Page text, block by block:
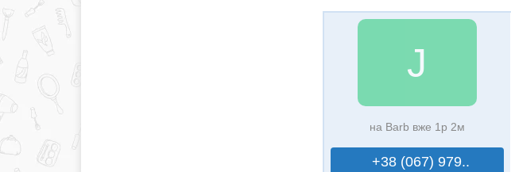
J
на Barb вже 1р 2м
+38 (067) 979..